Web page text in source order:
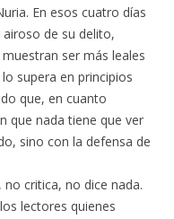
En esos cuatro días
de su delito,
ser más leales
supera en principios
que, en cuanto
que nada tiene que ver
sino con la defensa de
critica, no dice nada.
lectores quienes